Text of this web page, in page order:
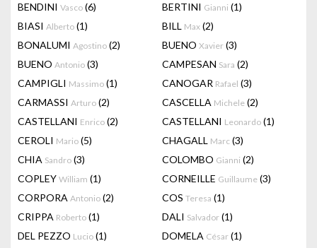
BENDINI Vasco (6) BERTINI Gianni (1)
BIASI Alberto (1) BILL Max (2)
BONALUMI Agostino (2) BUENO Xavier (3)
BUENO Antonio (3) CAMPESAN Sara (2)
CAMPIGLI Massimo (1) CANOGAR Rafael (3)
CARMASSI Arturo (2) CASCELLA Michele (2)
CASTELLANI Enrico (2) CASTELLANI Leonardo (1)
CEROLI Mario (5) CHAGALL Marc (3)
CHIA Sandro (3) COLOMBO Gianni (2)
COPLEY William (1) CORNEILLE Guillaume (3)
CORPORA Antonio (2) COS Teresa (1)
CRIPPA Roberto (1) DALI Salvador (1)
DEL PEZZO Lucio (1) DOMELA César (1)